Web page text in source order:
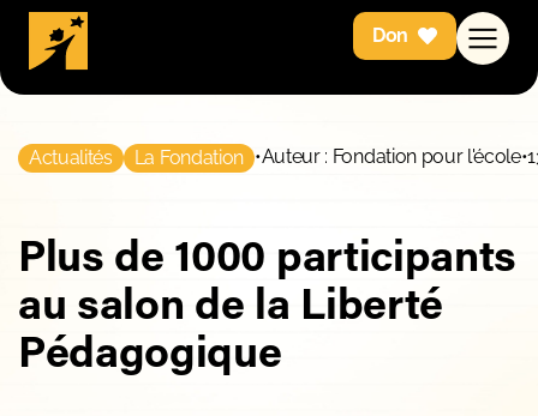
Don
Actualités La Fondation •Auteur : Fondation pour l'école•
Plus de 1000 participants
au salon de la Liberté
Pédagogique